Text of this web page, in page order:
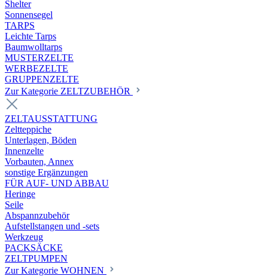
Shelter
Sonnensegel
TARPS
Leichte Tarps
Baumwolltarps
MUSTERZELTE
WERBEZELTE
GRUPPENZELTE
Zur Kategorie ZELTZUBEHÖR
ZELTAUSSTATTUNG
Zeltteppiche
Unterlagen, Böden
Innenzelte
Vorbauten, Annex
sonstige Ergänzungen
FÜR AUF- UND ABBAU
Heringe
Seile
Abspannzubehör
Aufstellstangen und -sets
Werkzeug
PACKSÄCKE
ZELTPUMPEN
Zur Kategorie WOHNEN